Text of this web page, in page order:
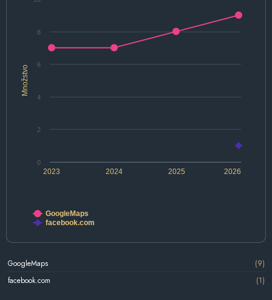
Množstvo
2024 2026
2023 2025
0
2
4
6
8
GoogleMaps
facebook.com
GoogleMaps
(9)
facebook.com
(1)